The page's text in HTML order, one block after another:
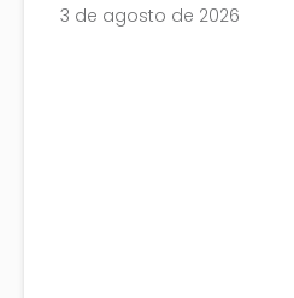
3 de agosto de 2026